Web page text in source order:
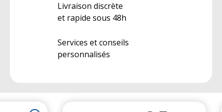
Livraison discrète
et rapide sous 48h
Services et conseils
personnalisés